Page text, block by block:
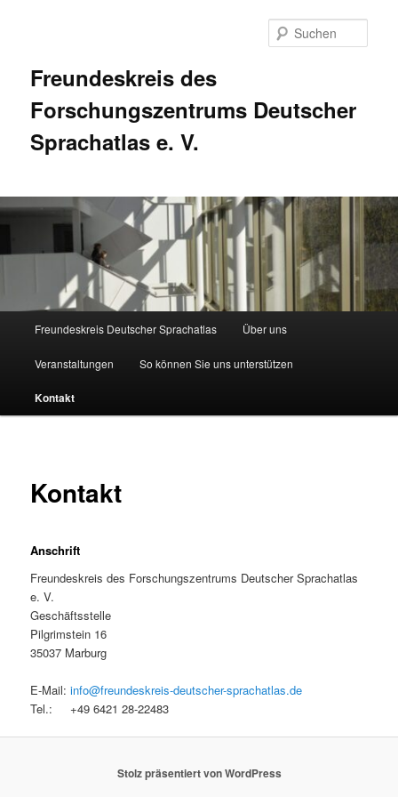
Freundeskreis des
Forschungszentrums Deutscher
Sprachatlas e. V.
Freundeskreis Deutscher Sprachatlas Über uns
Veranstaltungen So können Sie uns unterstützen
Kontakt
Kontakt
Anschrift
Freundeskreis des Forschungszentrums Deutscher Sprachatlas
e. V.
Geschäftsstelle
Pilgrimstein 16
35037 Marburg
E-Mail:info@freundeskreis-deutscher-sprachatlas.de
Tel.: +49 6421 28-22483
Stolz präsentiert von WordPress